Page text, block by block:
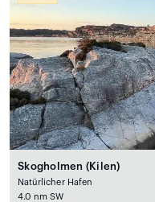
Skogholmen (Kilen)
Natürlicher Hafen
4.0 nm SW